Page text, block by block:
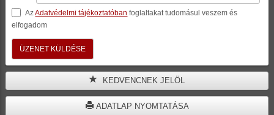
AzAdatvédelmi tájékoztatóban foglaltakat tudomásul veszem és
elfogadom
KEDVENCNEK JELÖL
ADATLAP NYOMTATÁSA